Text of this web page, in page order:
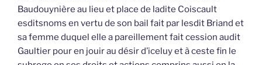
Baudouynière au lieu et place de ladite Coiscault
esditsnoms en vertu de son bail fait par lesdit Briand et
sa femme duquel elle a pareillement fait cession audit
Gaultier pour en jouir au désir d’iceluy et à ceste fin le